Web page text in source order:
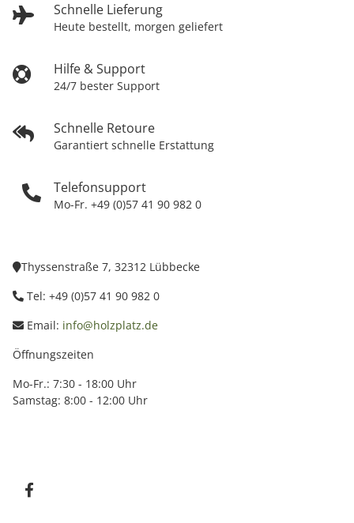
Schnelle Lieferung
Heute bestellt, morgen geliefert
Hilfe & Support
24/7 bester Support
Schnelle Retoure
Garantiert schnelle Erstattung
Telefonsupport
Mo-Fr. +49 (0)57 41 90 982 0
Thyssenstraße 7, 32312 Lübbecke
Tel: +49 (0)57 41 90 982 0
Email: info@holzplatz.de
Öffnungszeiten
Mo-Fr.: 7:30 - 18:00 Uhr
Samstag: 8:00 - 12:00 Uhr